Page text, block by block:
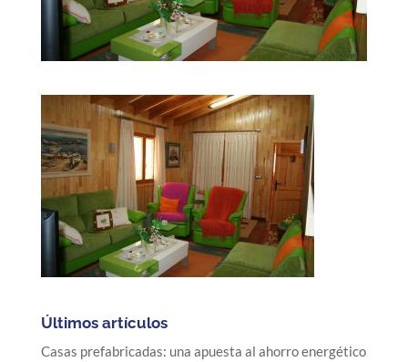
Últimos artículos
Casas prefabricadas: una apuesta al ahorro energético